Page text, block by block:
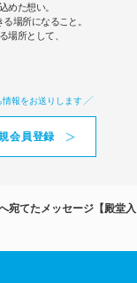
めた想い。
場所になること。
場所として、
情報をお送りします
会員登録
宛てたメッセージ【殿堂入